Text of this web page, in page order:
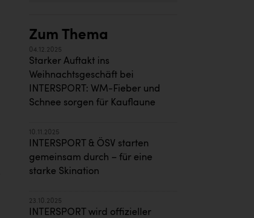
Zum Thema
04.12.2025
Starker Auftakt ins
Weihnachtsgeschäft bei
INTERSPORT: WM-Fieber und
Schnee sorgen für Kauflaune
10.11.2025
INTERSPORT & ÖSV starten
gemeinsam durch – für eine
starke Skination
23.10.2025
INTERSPORT wird offizieller